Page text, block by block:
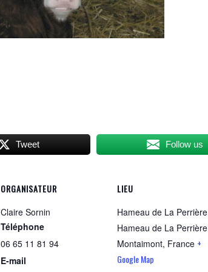
Tweet Follow us
ORGANISATEUR
Claire Sornin
Téléphone
06 65 11 81 94
E-mail
LIEU
Hameau de La Perrière
Hameau de La Perrière
Montaimont, France +
Google Map